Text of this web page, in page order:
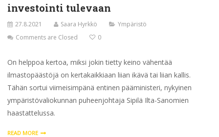
investointi tulevaan
27.8.2021 Saara Hyrkkö
Ympäristö
Comments are Closed
0
On helppoa kertoa, miksi jokin tietty keino vähentää
ilmastopäästöjä on kertakaikkiaan liian ikävä tai liian kallis.
Tähän sortui viimeisimpänä entinen pääministeri, nykyinen
ympäristövaliokunnan puheenjohtaja Sipilä Ilta-Sanomien
haastattelussa.
READ MORE